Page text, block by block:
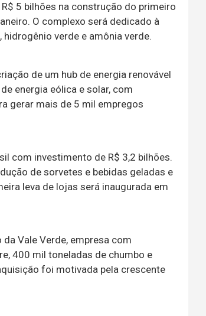
5 bilhões na construção do primeiro
O complexo será dedicado à
verde e amônia verde.
de um hub de energia renovável
energia eólica e solar, com
gerar mais de 5 mil empregos
com investimento de R$ 3,2 bilhões.
de sorvetes e bebidas geladas e
leva de lojas será inaugurada em
Vale Verde, empresa com
400 mil toneladas de chumbo e
foi motivada pela crescente